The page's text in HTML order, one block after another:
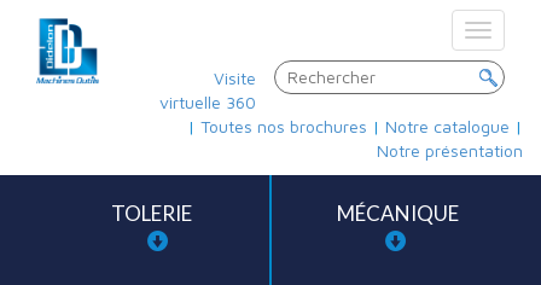
Toggle
Visite
virtuelle 360
| Toutes nos brochures | Notre catalogue |
Notre présentation
TOLERIE MÉCANIQUE